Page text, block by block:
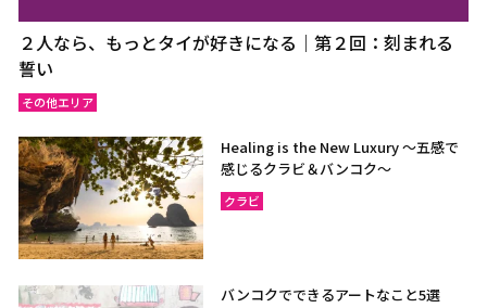
２人なら、もっとタイが好きになる｜第２回：刻まれる
誓い
その他エリア
Healing is the New Luxury ～五感で
感じるクラビ＆バンコク～
クラビ
バンコクでできるアートなこと5選